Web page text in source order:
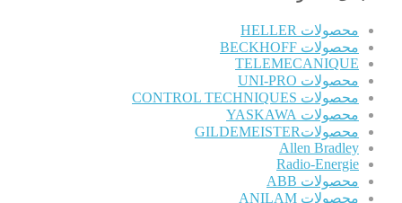
محصولات HELLER
محصولات BECKHOFF
TELEMECANIQUE
محصولات UNI-PRO
محصولات CONTROL TECHNIQUES
محصولات YASKAWA
محصولاتGILDEMEISTER
Allen Bradley
Radio-Energie
محصولات ABB
محصولات ANILAM